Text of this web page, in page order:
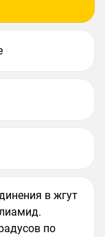
в жгут
по